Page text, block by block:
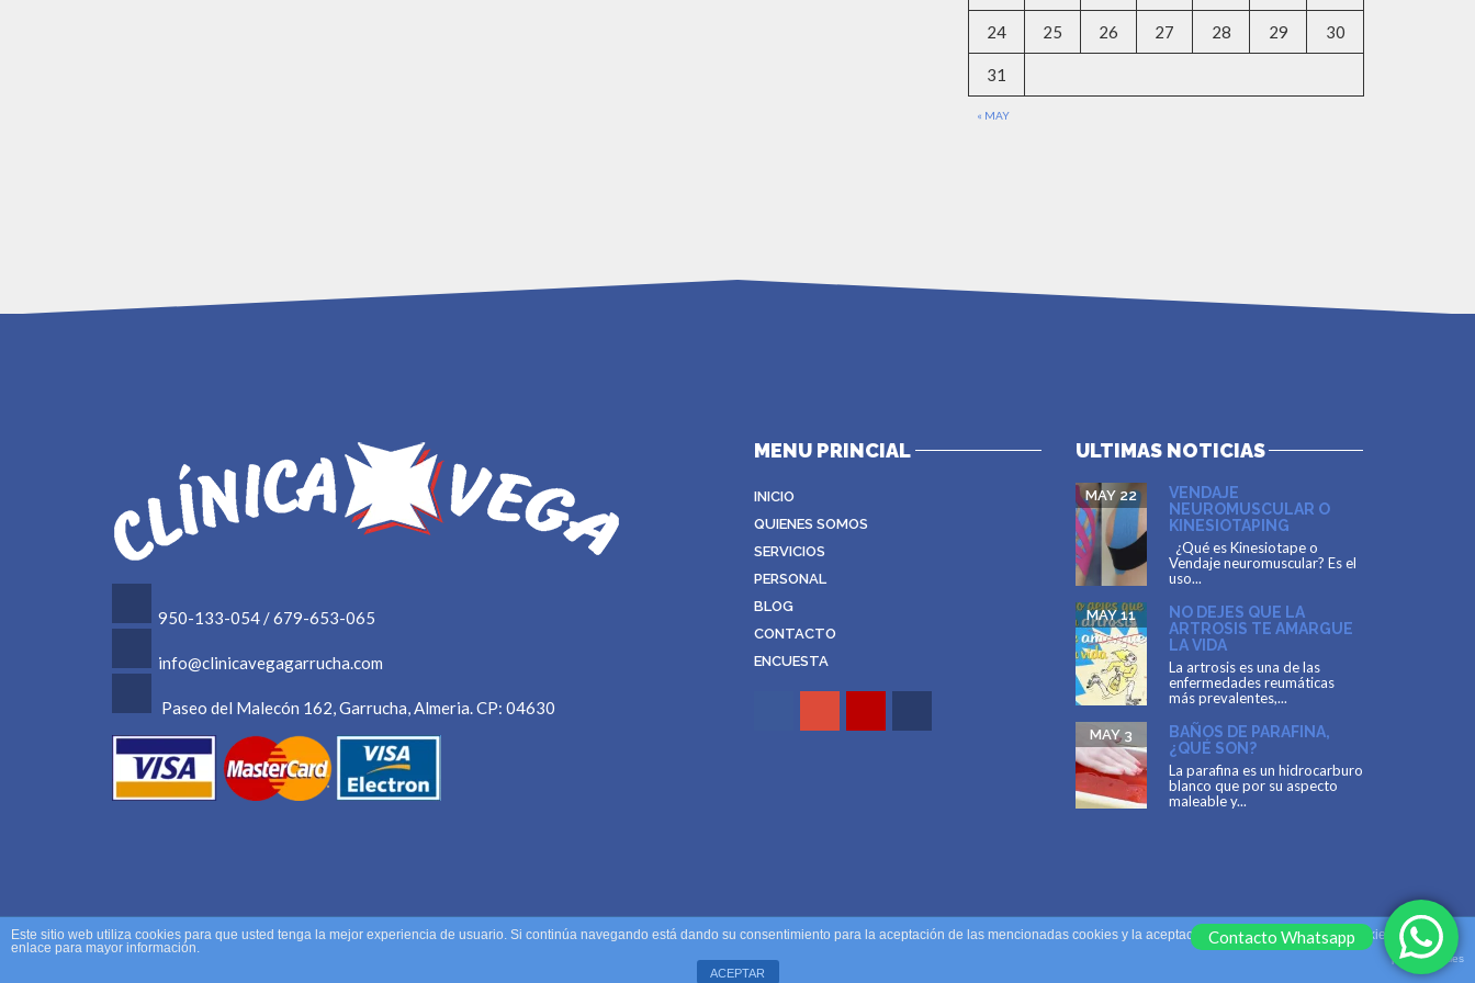
« MAY
24 25 26 27 28 29 30
31
950-133-054 / 679-653-065
info@clinicavegagarrucha.com
Paseo del Malecón 162, Garrucha, Almeria. CP: 04630
MENU PRINCIAL
INICIO
QUIENES SOMOS
SERVICIOS
PERSONAL
BLOG
CONTACTO
ENCUESTA
ULTIMAS NOTICIAS
VENDAJE
NEUROMUSCULAR O
KINESIOTAPING
MAY 22
¿Qué es Kinesiotape o
Vendaje neuromuscular? Es el
uso...
NO DEJES QUE LA
ARTROSIS TE AMARGUE
LA VIDA
MAY 11
La artrosis es una de las
enfermedades reumáticas
más prevalentes,...
BAÑOS DE PARAFINA,
¿QUÉ SON?
MAY 3
La parafina es un hidrocarburo
blanco que por su aspecto
maleable y...
Este sitio web utiliza cookies para que usted tenga la mejor experiencia de usuario. Si continúa navegando está dando su consentimiento para la aceptación de las mencionadas cookies y la aceptación de nuestrapolítica de cookies
, pinche el
enlace para mayor información.
plugin cookies
ACEPTAR
Contacto Whatsapp